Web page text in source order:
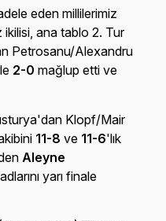
eden millilerimiz
ikilisi, ana tablo 2. Tur
Petrosanu/Alexandru
2-0 mağlup etti ve
Klopf/Mair
11-8 ve 11-6'lık
Aleyne
yarı finale